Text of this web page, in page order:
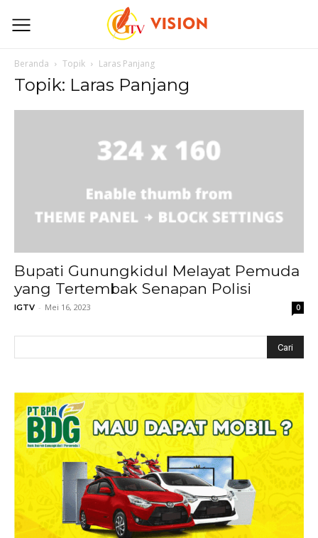
Beranda Topik Laras Panjang
Topik: Laras Panjang
Bupati Gunungkidul Melayat Pemuda
yang Tertembak Senapan Polisi
IGTV - Mei 16, 2023 0